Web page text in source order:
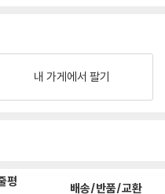
내 가게에서 팔기
평 배송/반품/교환